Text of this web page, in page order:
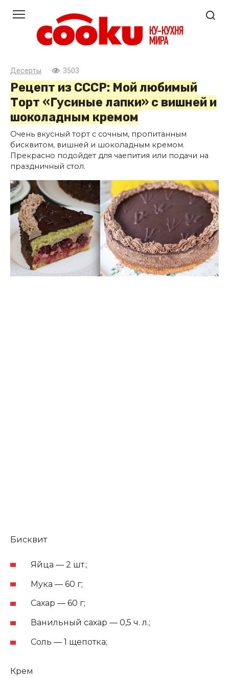
контенту
Десерты 3503
Рецепт из СССР: Мой любимый
Торт «Гусиные лапки» с вишней и
шоколадным кремом
Очень вкусный торт с сочным, пропитанным
бисквитом, вишней и шоколадным кремом.
Прекрасно подойдет для чаепития или подачи на
праздничный стол.
Бисквит
Яйца — 2 шт.;
Мука — 60 г;
Сахар — 60 г;
Ванильный сахар — 0,5 ч. л.;
Соль — 1 щепотка;
Крем